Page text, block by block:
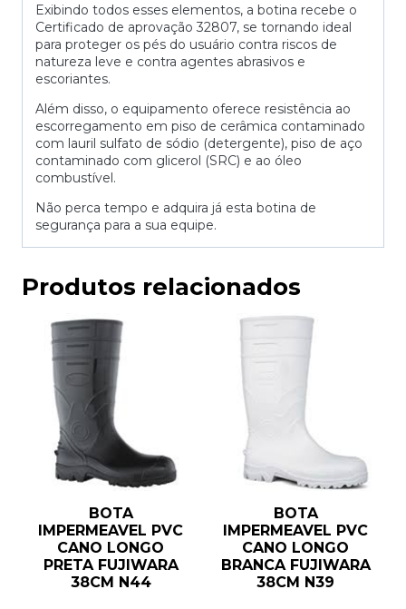
Exibindo todos esses elementos, a botina recebe o
Certificado de aprovação 32807, se tornando ideal
para proteger os pés do usuário contra riscos de
natureza leve e contra agentes abrasivos e
escoriantes.
Além disso, o equipamento oferece resistência ao
escorregamento em piso de cerâmica contaminado
com lauril sulfato de sódio (detergente), piso de aço
contaminado com glicerol (SRC) e ao óleo
combustível.
Não perca tempo e adquira já esta botina de
segurança para a sua equipe.
Produtos relacionados
BOTA
IMPERMEAVEL PVC
CANO LONGO
PRETA FUJIWARA
38CM N44
BOTA
IMPERMEAVEL PVC
CANO LONGO
BRANCA FUJIWARA
38CM N39